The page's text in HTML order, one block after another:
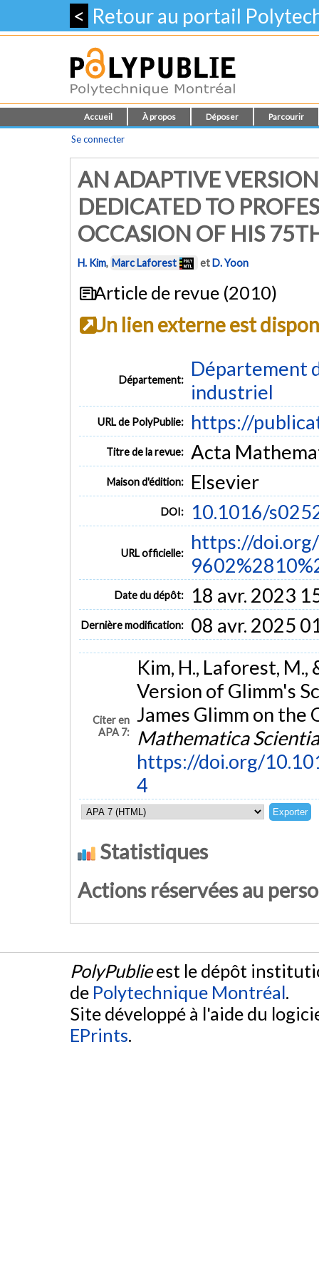
< Retour au portail
Accueil À propos Déposer Parcourir
Se connecter
AN ADAPTIVE
DEDICATED TO
OCCASION OF HIS
H. Kim, Marc Laforest etD. Yoon
Article de revue (2010)
Un lien externe est
Département:
Département
industriel
URL de PolyPublie: https://
Titre de la revue: Acta
Maison d'édition: Elsevier
DOI: 10.1016/
URL officielle:
https://
Date du dépôt: 18 avr. 2023
Dernière modification: 08 avr. 2025
Citer en
APA 7:
Kim, H., Laforest, M.,
Version of Glimm's
James Glimm on the
Mathematica Scientia
https://doi.org/
4
Statistiques
Actions réservées au
PolyPublieest le dépôt
de Polytechnique Montréal.
Site développé à l'aide du
EPrints.